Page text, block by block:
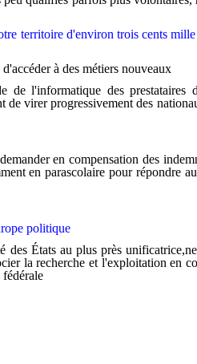
territoire d'environ trois cents
à des métiers nouveaux
de l'informatique des prestataires
virer progressivement des
en compensation des
en parascolaire pour répondre
politique
États au plus près
la recherche et l'exploitation en